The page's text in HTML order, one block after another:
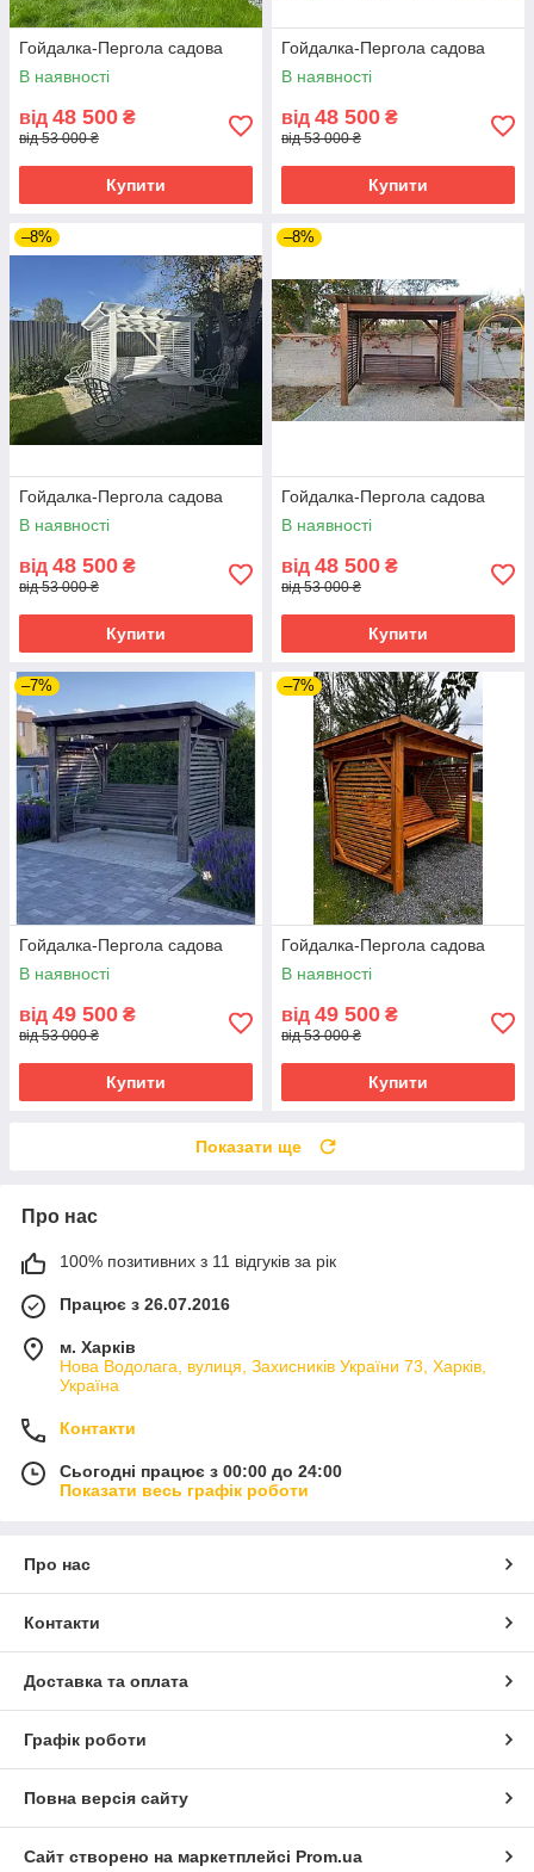
Гойдалка-Пергола садова
В наявності
від 48 500 ₴
від 53 000 ₴
Купити
Гойдалка-Пергола садова
В наявності
від 48 500 ₴
від 53 000 ₴
Купити
–8%
Гойдалка-Пергола садова
В наявності
від 48 500 ₴
від 53 000 ₴
Купити
–8%
Гойдалка-Пергола садова
В наявності
від 48 500 ₴
від 53 000 ₴
Купити
–7%
Гойдалка-Пергола садова
В наявності
від 49 500 ₴
від 53 000 ₴
Купити
–7%
Гойдалка-Пергола садова
В наявності
від 49 500 ₴
від 53 000 ₴
Купити
Показати ще
Про нас
100% позитивних з 11 відгуків за рік
Працює з 26.07.2016
м. Харків
Нова Водолага, вулиця, Захисників України 73, Харків,
Україна
Контакти
Сьогодні працює з 00:00 до 24:00
Показати весь графік роботи
Про нас
Контакти
Доставка та оплата
Графік роботи
Повна версія сайту
Сайт створено на маркетплейсі Prom.ua